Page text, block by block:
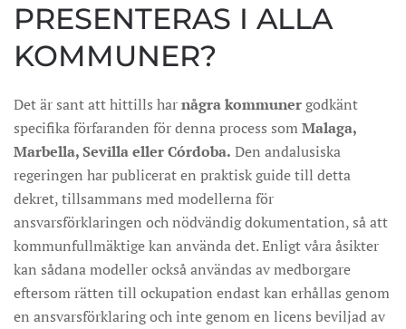
PRESENTERAS I ALLA
KOMMUNER?
Det är sant att hittills harnågra kommunergodkänt
specifika förfaranden för denna process somMalaga,
Marbella, Sevilla eller Córdoba. Den andalusiska
regeringen har publicerat en praktisk guide till detta
dekret, tillsammans med modellerna för
ansvarsförklaringen och nödvändig dokumentation, så att
kommunfullmäktige kan använda det. Enligt våra åsikter
kan sådana modeller också användas av medborgare
eftersom rätten till ockupation endast kan erhållas genom
en ansvarsförklaring och inte genom en licens beviljad av